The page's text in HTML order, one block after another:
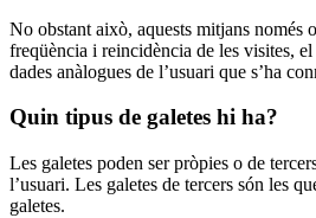
No obstant això, aquests mitjans només
freqüència i reincidència de les visites,
dades anàlogues de l’usuari que s’ha
Quin tipus de galetes hi ha?
Les galetes poden ser pròpies o de
l’usuari. Les galetes de tercers són les
galetes.